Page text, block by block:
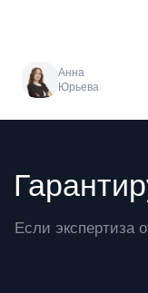
Анна
Юрьева
Если экспертиза